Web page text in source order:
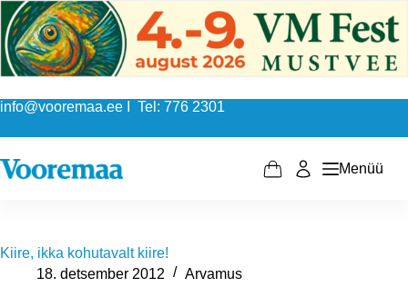
Skip
to
content
info@vooremaa.ee I Tel: 776 2301
Shopping
Menüü
Kiire, ikka kohutavalt kiire!
18. detsember 2012
Arvamus